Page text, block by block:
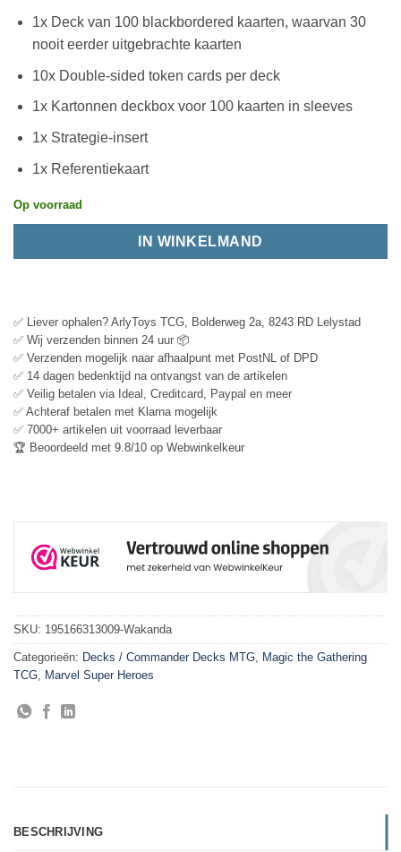
1x Deck van 100 blackbordered kaarten, waarvan 30
nooit eerder uitgebrachte kaarten
10x Double-sided token cards per deck
1x Kartonnen deckbox voor 100 kaarten in sleeves
1x Strategie-insert
1x Referentiekaart
Op voorraad
IN WINKELMAND
✅ Liever ophalen? ArlyToys TCG, Bolderweg 2a, 8243 RD Lelystad
✅ Wij verzenden binnen 24 uur 📦
✅ Verzenden mogelijk naar afhaalpunt met PostNL of DPD
✅ 14 dagen bedenktijd na ontvangst van de artikelen
✅ Veilig betalen via Ideal, Creditcard, Paypal en meer
✅ Achteraf betalen met Klarna mogelijk
✅ 7000+ artikelen uit voorraad leverbaar
🏆 Beoordeeld met 9.8/10 op Webwinkelkeur
SKU: 195166313009-Wakanda
Categorieën: Decks / Commander Decks MTG
Magic the Gathering
TCG
Marvel Super Heroes
BESCHRIJVING